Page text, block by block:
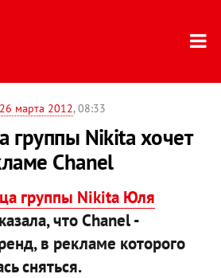
26 марта 2012, 08:33
группы Nikita хочет
Chanel
группы Nikita Юля
что Сhanel -
в рекламе которого
сняться.